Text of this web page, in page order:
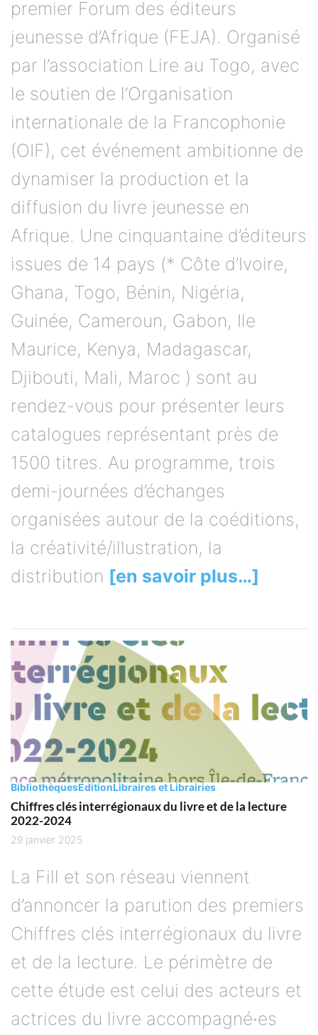
premier Forum des éditeurs
jeunesse d’Afrique (FEJA). Organisé
par l’association Lire au Togo, avec
le soutien de l’Organisation
internationale de la Francophonie
(OIF), cet événement ambitionne de
dynamiser la production et la
diffusion du livre jeunesse en
Afrique. Une cinquantaine d’éditeurs
issues de 14 pays (* Côte d’Ivoire,
Ghana, Togo, Bénin, Nigéria,
Guinée, Cameroun, Gabon, Ile
Maurice, Kenya, Madagascar,
Djibouti, Mali, Maroc ) sont au
rendez-vous pour présenter leurs
catalogues représentant près de
1500 titres. Au programme, trois
demi-journées d’échanges
organisées autour de la coéditions,
la créativité/illustration, la
distribution [en savoir plus…]
BibliothèquesEditionLibraires et Librairies
Chiffres clés interrégionaux du livre et de la lecture
2022-2024
29 janvier 2025
La Fill et son réseau viennent
d’annoncer la parution des premiers
Chiffres clés interrégionaux du livre
et de la lecture. Le périmètre de
cette étude est celui des acteurs et
actrices du livre accompagné∙es